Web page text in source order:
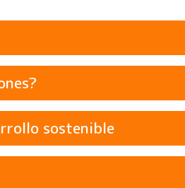
debido a los vínculos
sostenible